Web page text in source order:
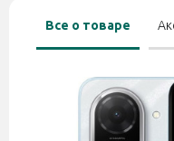
Все о товаре